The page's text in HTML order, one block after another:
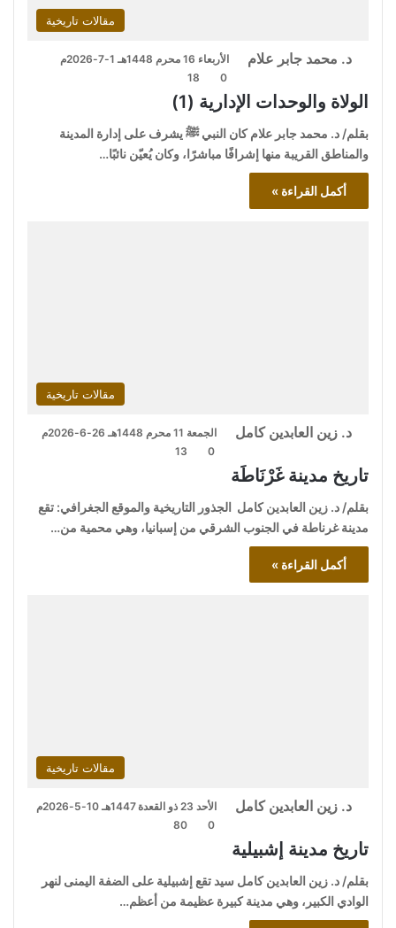
مقالات تاريخية
د. محمد جابر علام
الأربعاء 16 محرم 1448هـ 1-7-2026م
0
18
الولاة والوحدات الإدارية (1)
بقلم/ د. محمد جابر علام كان النبي ﷺ يشرف على إدارة المدينة
والمناطق القريبة منها إشرافًا مباشرًا، وكان يُعيّن نائبًا…
أكمل القراءة »
مقالات تاريخية
د. زين العابدين كامل
الجمعة 11 محرم 1448هـ 26-6-2026م
0
13
تاريخ مدينة غَرْنَاطَة
بقلم/ د. زين العابدين كامل الجذور التاريخية والموقع الجغرافي: تقع
مدينة غرناطة في الجنوب الشرقي من إسبانيا، وهي محمية من…
أكمل القراءة »
مقالات تاريخية
د. زين العابدين كامل
الأحد 23 ذو القعدة 1447هـ 10-5-2026م
0
80
تاريخ مدينة إشبيلية
بقلم/ د. زين العابدين كامل سيد تقع إشبيلية على الضفة اليمنى لنهر
الوادي الكبير، وهي مدينة كبيرة عظيمة من أعظم…